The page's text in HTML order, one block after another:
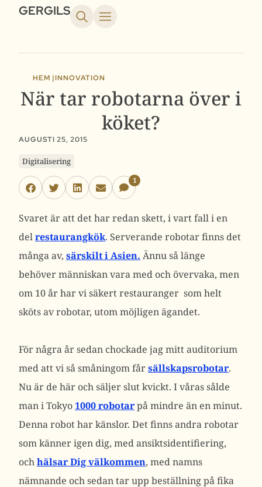
GERGILS
HEM |INNOVATION
När tar robotarna över i
köket?
AUGUSTI 25, 2015
Digitalisering
1
Svaret är att det har redan skett, i vart fall i en
delrestaurangkök. Serverande robotar finns det
många av, särskilt i Asien. Ännu så länge
behöver människan vara med och övervaka, men
om 10 år har vi säkert restauranger som helt
sköts av robotar, utom möjligen ägandet.
För några år sedan chockade jag mitt auditorium
med att vi så småningom fårsällskapsrobotar.
Nu är de här och säljer slut kvickt. I våras sålde
man i Tokyo1000 robotarpå mindre än en minut.
Denna robot har känslor. Det finns andra robotar
som känner igen dig, med ansiktsidentifiering,
ochhälsar Dig välkommen, med namns
nämnande och sedan tar upp beställning på fika